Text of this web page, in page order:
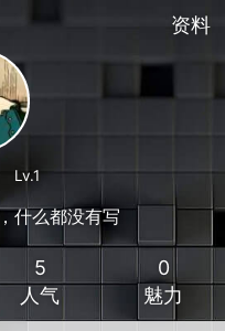
资料
Lv.1
什么都没有写
5
人气
0
魅力